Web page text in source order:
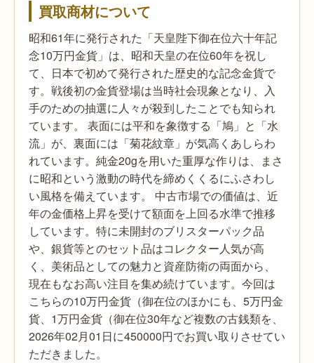
買取商材について
昭和61年に発行された「天皇陛下御在位六十年記
念10万円金貨」は、昭和天皇の在位60年を祝し
て、日本で初めて発行された歴史的な記念金貨で
す。戦後初の金貨登場は当時社会現象となり、入
手のための抽選に人々が殺到したことでも知られ
ています。
表面には平和を象徴する「鳩」と「水
流」が、裏面には「菊花紋章」が気高くあしらわ
れています。純金20gを用いた重厚な作りは、まさ
に昭和という激動の時代を締めくくるにふさわし
い風格を備えています。
中古市場での価値は、近
年の金価格上昇を受けて額面を上回る水準で推移
しています。特に未開封のブリスターパック品
や、銀貨等とのセット品はコレクター人気が高
く、美術品としての魅力と資産防衛の両面から、
現在もなお高い注目を集め続けています。今回は
こちらの10万円金貨（御在位のほかにも、5万円金
貨、1万円金貨（御在位30年など複数の古銭類を、
2026年02月01日に450000円でお買い取りさせてい
ただきました。